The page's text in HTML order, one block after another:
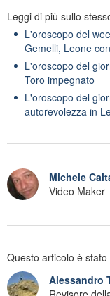
Leggi di più sullo
L'oroscopo del
Gemelli, Leone
L'oroscopo del
Toro impegnato
L'oroscopo del
autorevolezza in
Michele
Video Maker
Questo articolo è
Alessandro